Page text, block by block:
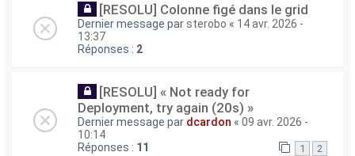
[RESOLU] Colonne figé dans le grid
Dernier message par sterobo « 14 avr. 2026 -
13:37
Réponses : 2
[RESOLU] « Not ready for
Deployment, try again (20s) »
Dernier message par dcardon « 09 avr. 2026 -
10:14
Réponses : 11 1 2